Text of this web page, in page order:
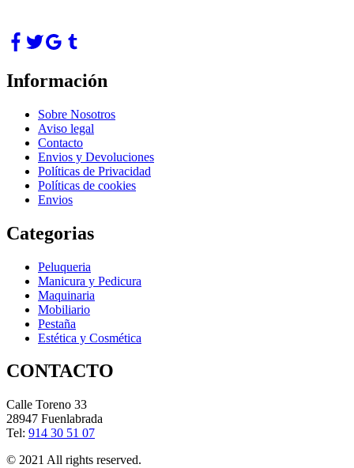
Información
Sobre Nosotros
Aviso legal
Contacto
Envios y Devoluciones
Políticas de Privacidad
Políticas de cookies
Envios
Categorias
Peluqueria
Manicura y Pedicura
Maquinaria
Mobiliario
Pestaña
Estética y Cosmética
CONTACTO
Calle Toreno 33
28947 Fuenlabrada
Tel: 914 30 51 07
© 2021 All rights reserved.